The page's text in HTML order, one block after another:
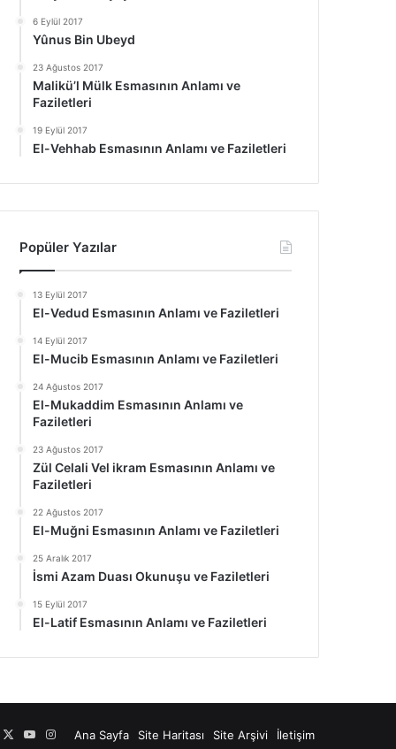
6 Eylül 2017
Yûnus Bin Ubeyd
23 Ağustos 2017
Malikü’l Mülk Esmasının Anlamı ve
Faziletleri
19 Eylül 2017
El-Vehhab Esmasının Anlamı ve Faziletleri
Popüler Yazılar
13 Eylül 2017
El-Vedud Esmasının Anlamı ve Faziletleri
14 Eylül 2017
El-Mucib Esmasının Anlamı ve Faziletleri
24 Ağustos 2017
El-Mukaddim Esmasının Anlamı ve
Faziletleri
23 Ağustos 2017
Zül Celali Vel ikram Esmasının Anlamı ve
Faziletleri
22 Ağustos 2017
El-Muğni Esmasının Anlamı ve Faziletleri
25 Aralık 2017
İsmi Azam Duası Okunuşu ve Faziletleri
15 Eylül 2017
El-Latif Esmasının Anlamı ve Faziletleri
Ana Sayfa Site Haritası Site Arşivi İletişim
YouTube
Instagram